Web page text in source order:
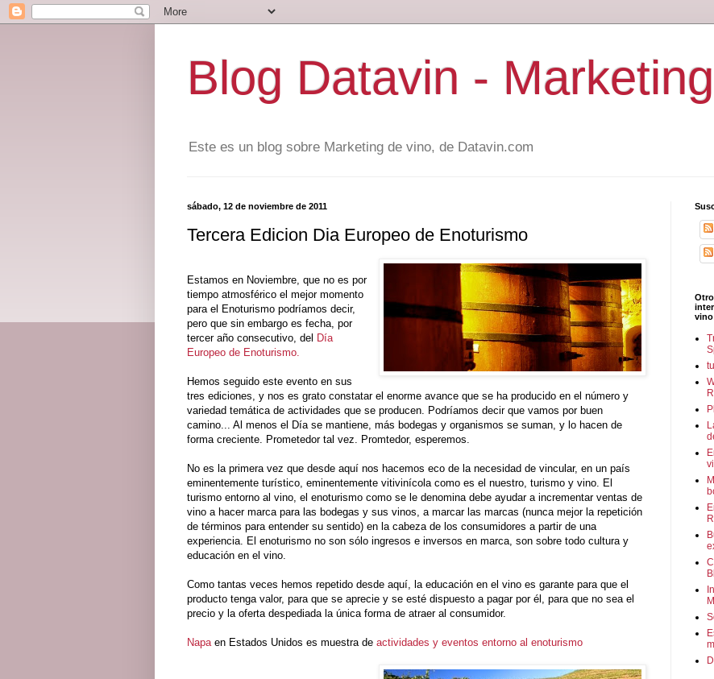
Blog Datavin -
Este es un blog sobre Marketing de vino, de Datavin.com
sábado, 12 de noviembre de 2011
Tercera Edicion Dia Europeo de Enoturismo
Estamos en Noviembre, que no es por
tiempo atmosférico el mejor momento
para el Enoturismo podríamos decir,
pero que sin embargo es fecha, por
tercer año consecutivo, del Día
Europeo de Enoturismo.
Hemos seguido este evento en sus
tres ediciones, y nos es grato constatar el enorme avance que se ha producido en el número y
variedad temática de actividades que se producen. Podríamos decir que vamos por buen
camino... Al menos el Día se mantiene, más bodegas y organismos se suman, y lo hacen de
forma creciente. Prometedor tal vez. Promtedor, esperemos.
No es la primera vez que desde aquí nos hacemos eco de la necesidad de vincular, en un país
eminentemente turístico, eminentemente vitivinícola como es el nuestro, turismo y vino. El
turismo entorno al vino, el enoturismo como se le denomina debe ayudar a incrementar ventas de
vino a hacer marca para las bodegas y sus vinos, a marcar las marcas (nunca mejor la repetición
de términos para entender su sentido) en la cabeza de los consumidores a partir de una
experiencia. El enoturismo no son sólo ingresos e inversos en marca, son sobre todo cultura y
educación en el vino.
Como tantas veces hemos repetido desde aquí, la educación en el vino es garante para que el
producto tenga valor, para que se aprecie y se esté dispuesto a pagar por él, para que no sea el
precio y la oferta despediada la única forma de atraer al consumidor.
Napaen Estados Unidos es muestra de actividades y eventos entorno al enoturismo
vino
m